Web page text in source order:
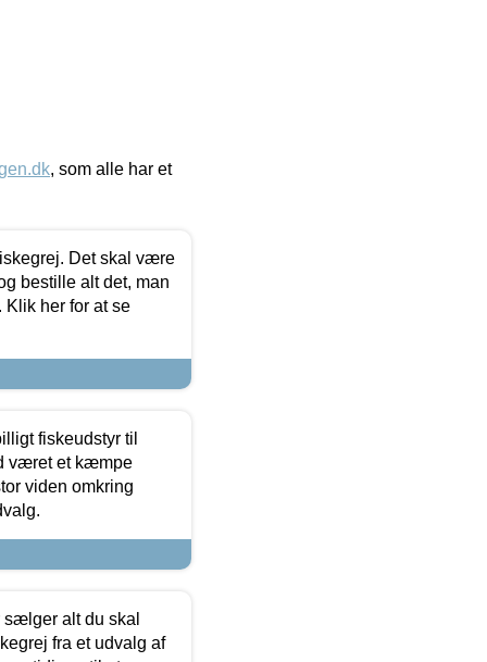
, som alle har et
Det skal være
bestille alt det, man
her for at se
fiskeudstyr til
været et kæmpe
viden omkring
alt du skal
fra et udvalg af